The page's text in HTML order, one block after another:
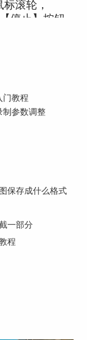
标滚轮，
停止】按钮
中了。
点击【标
标注样式，
备注内容。
把文字框拖
门教程
制参数调整
保存成什么格式
一部分
程